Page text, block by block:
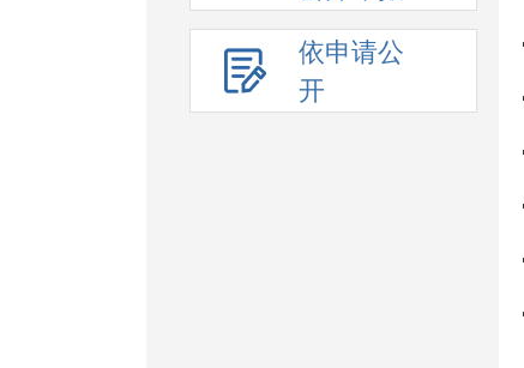
依申请公
开